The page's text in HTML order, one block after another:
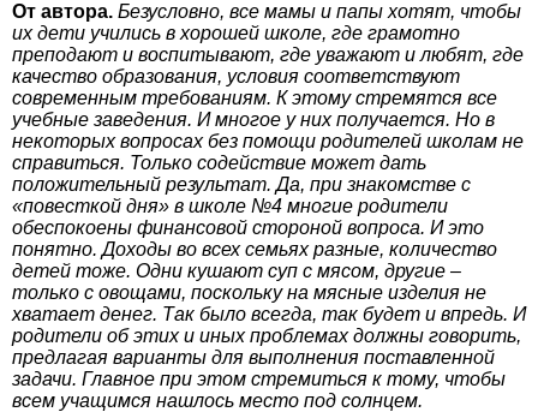
От автора. Безусловно, все мамы и папы хотят, чтобы
их дети учились в хорошей школе, где грамотно
преподают и воспитывают, где уважают и любят, где
качество образования, условия соответствуют
современным требованиям. К этому стремятся все
учебные заведения. И многое у них получается. Но в
некоторых вопросах без помощи родителей школам не
справиться. Только содействие может дать
положительный результат. Да, при знакомстве с
«повесткой дня» в школе №4 многие родители
обеспокоены финансовой стороной вопроса. И это
понятно. Доходы во всех семьях разные, количество
детей тоже. Одни кушают суп с мясом, другие –
только с овощами, поскольку на мясные изделия не
хватает денег. Так было всегда, так будет и впредь. И
родители об этих и иных проблемах должны говорить,
предлагая варианты для выполнения поставленной
задачи. Главное при этом стремиться к тому, чтобы
всем учащимся нашлось место под солнцем.